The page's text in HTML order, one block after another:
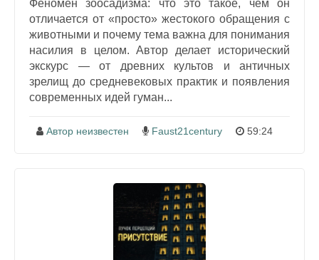
Феномен зоосадизма: что это такое, чем он
отличается от «просто» жестокого обращения с
животными и почему тема важна для понимания
насилия в целом. Автор делает исторический
экскурс — от древних культов и античных
зрелищ до средневековых практик и появления
современных идей гуман...
Автор неизвестен Faust21century 59:24